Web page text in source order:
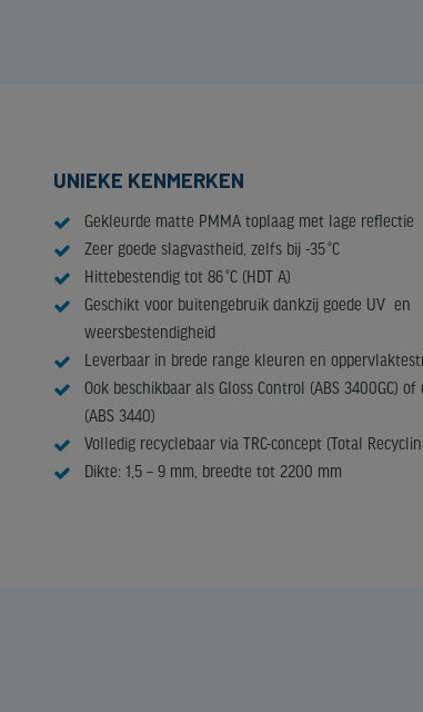
UNIEKE KENMERKEN
Gekleurde matte PMMA toplaag met lage reflectie
Zeer goede slagvastheid, zelfs bij -35 °C
Hittebestendig tot 86 °C (HDT A)
Geschikt voor buitengebruik dankzij goede UV en
weersbestendigheid
Leverbaar in brede range kleuren en
Ook beschikbaar als Gloss Control (ABS 3400GC)
(ABS 3440)
Volledig recyclebaar via TRC-concept (Total
Dikte: 1,5 – 9 mm, breedte tot 2200 mm